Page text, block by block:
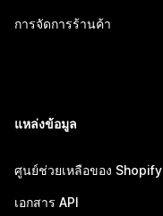
การจัดการร้านค้า
แหล่งข้อมูล
ศูนย์ช่วยเหลือของ Shopify
เอกสาร API